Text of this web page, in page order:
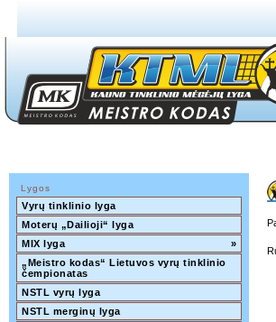
Lygos
Vyrų tinklinio lyga
Moterų „Dailioji“ lyga
MIX lyga
»
„Meistro kodas“ Lietuvos vyrų tinklinio
čempionatas
NSTL vyrų lyga
NSTL merginų lyga